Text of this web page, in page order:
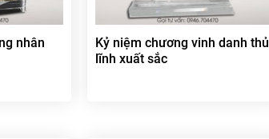
nhân
Kỷ niệm chương vinh danh thủ
lĩnh xuất sắc